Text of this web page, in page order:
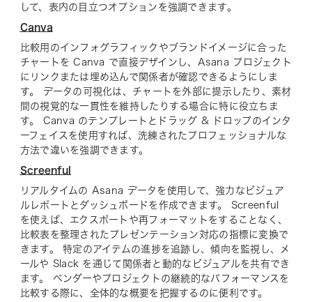
して、表内の目立つオプションを強調できます。
Canva
比較用のインフォグラフィックやブランドイメージに合った
チャートを Canva で直接デザインし、Asana プロジェクト
にリンクまたは埋め込んで関係者が確認できるようにしま
す。 データの可視化は、チャートを外部に提示したり、素材
間の視覚的な一貫性を維持したりする場合に特に役立ちま
す。 Canva のテンプレートとドラッグ & ドロップのインタ
ーフェイスを使用すれば、洗練されたプロフェッショナルな
方法で違いを強調できます。
Screenful
リアルタイムの Asana データを使用して、強力なビジュア
ルレポートとダッシュボードを作成できます。 Screenful
を使えば、エクスポートや再フォーマットをすることなく、
比較表を整理されたプレゼンテーション対応の指標に変換で
きます。 特定のアイテムの進捗を追跡し、傾向を監視し、メ
ールや Slack を通じて関係者と動的なビジュアルを共有でき
ます。 ベンダーやプロジェクトの継続的なパフォーマンスを
比較する際に、全体的な概要を把握するのに便利です。